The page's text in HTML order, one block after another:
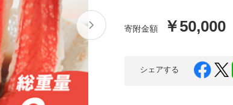
雑貨・日用品
ファッション
大府市 春日井市 名古屋市
関市 山県市
多気町
山口県 岩国市
寄附金額 ￥50,000
シェアする